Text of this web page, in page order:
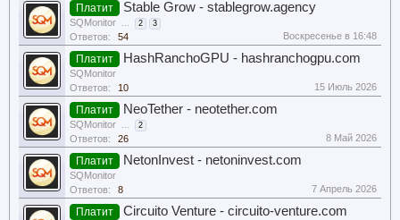
Платит Stable Grow - stablegrow.agency
SQMonitor ... 2 3
Ответов: 54 Воскресенье в 16:48
Платит HashRanchoGPU - hashranchogpu.com
SQMonitor
Ответов:
10 15 Июль 2026
Платит NeoTether - neotether.com
SQMonitor ... 2
Ответов: 26 8 Май 2026
Платит NetonInvest - netoninvest.com
SQMonitor
Ответов:
8 7 Апрель 2026
Платит Circuito Venture - circuito-venture.com